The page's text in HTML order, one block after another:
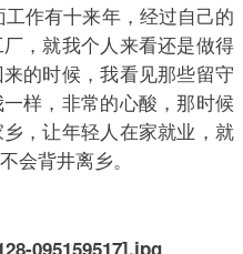
工作有十来年，经过自己的
，就我个人来看还是做得
的时候，我看见那些留守
样，非常的心酸，那时候
，让年轻人在家就业，就
会背井离乡。